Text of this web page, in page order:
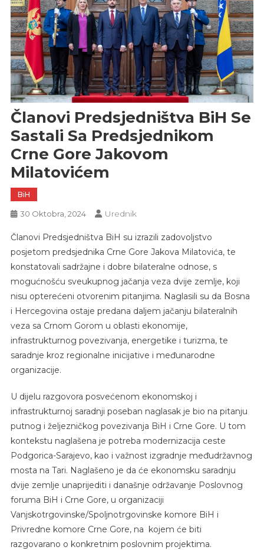
Članovi Predsjedništva BiH Se
Sastali Sa Predsjednikom
Crne Gore Jakovom
Milatovićem
BiH
30 Oktobra, 2024 Urednik
Članovi Predsjedništva BiH su izrazili zadovoljstvo
posjetom predsjednika Crne Gore Jakova Milatovića, te
konstatovali sadržajne i dobre bilateralne odnose, s
mogućnošću sveukupnog jačanja veza dvije zemlje, koji
nisu opterećeni otvorenim pitanjima. Naglasili su da Bosna
i Hercegovina ostaje predana daljem jačanju bilateralnih
veza sa Crnom Gorom u oblasti ekonomije,
infrastrukturnog povezivanja, energetike i turizma, te
saradnje kroz regionalne inicijative i međunarodne
organizacije.
U dijelu razgovora posvećenom ekonomskoj i
infrastrukturnoj saradnji poseban naglasak je bio na pitanju
putnog i željezničkog povezivanja BiH i Crne Gore. U tom
kontekstu naglašena je potreba modernizacija ceste
Podgorica-Sarajevo, kao i važnost izgradnje međudržavnog
mosta na Tari. Naglašeno je da će ekonomsku saradnju
dvije zemlje unaprijediti i današnje održavanje Poslovnog
foruma BiH i Crne Gore, u organizaciji
Vanjskotrgovinske/Spoljnotrgovinske komore BiH i
Privredne komore Crne Gore, na kojem će biti
razgovarano o konkretnim poslovnim projektima.